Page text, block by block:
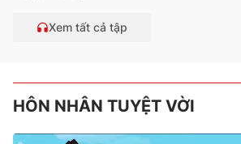
Xem tất cả tập
HÔN NHÂN TUYỆT VỜI